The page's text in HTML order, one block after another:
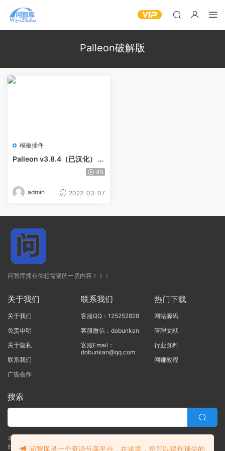
Palleon破解版
模板插件
Palleon v3.8.4（已汉化） –
WordPress 图像编辑器
45
admin 2022-03-07
问智库拥有你想需要的一切内容！！！
关于我们
关于我们
免责申明
关于隐私
联系我们
广告合作
联系我们
客服QQ：125252828
客服微信：dobunkan
客服Email：
dobunkan@qq.com
热门下载
网站源码
管理文献
行业资料
网赚教程
搜索
本站的所有资源均由本站的站长及合作伙伴整理发布，80%的内容为合作伙伴
的职场实战干货！！
问智库是一个资源分享平台，在这里，您可以得到顶尖的